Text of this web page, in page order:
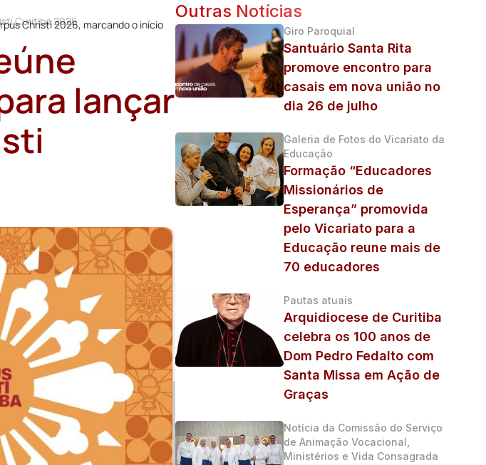
Curitiba 2026
Christi 2026, marcando o início
lançar
Outras Notícias
Giro Paroquial
Santuário Santa Rita
promove encontro para
casais em nova união no
dia 26 de julho
Galeria de Fotos do Vicariato da
Educação
Formação “Educadores
Missionários de
Esperança” promovida
pelo Vicariato para a
Educação reune mais de
70 educadores
Pautas atuais
Arquidiocese de Curitiba
celebra os 100 anos de
Dom Pedro Fedalto com
Santa Missa em Ação de
Graças
Notícia da Comissão do Serviço
de Animação Vocacional,
Ministérios e Vida Consagrada